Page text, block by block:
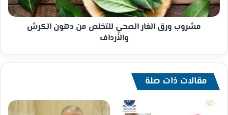
الكرش
والأرداف
مشروب ورق الغار الصحي للتخلص من دهون الكرش
والأرداف
مقالات ذات صلة